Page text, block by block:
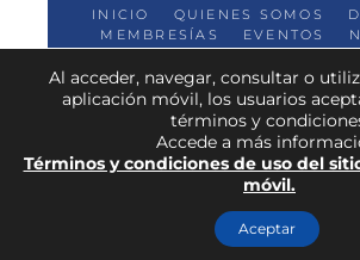
INICIO QUIENES SOMOS
MEMBRESÍAS
EVENTOS
CONTACTO
TODOS LOS DERECHOS
GUAYAQUIL TENIS
Al acceder, navegar, consultar o
aplicación móvil, los usuarios
términos y
Accede a más
Términos y condiciones de uso del
móvil.
Aceptar